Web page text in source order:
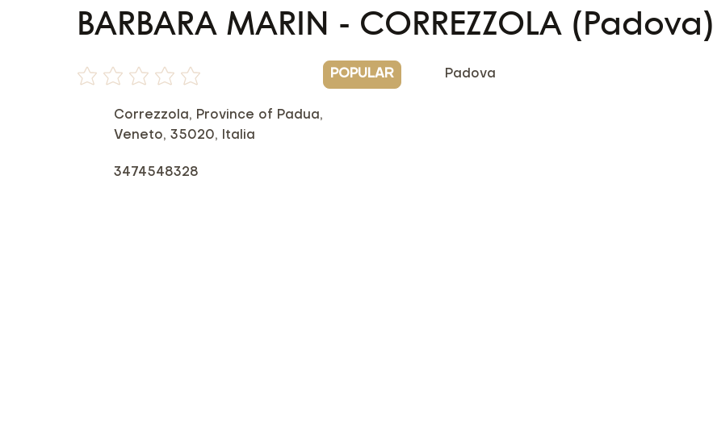
BARBARA MARIN - CORREZZOLA (Padova)
Non ci sono ancora valutazioni
POPULAR Padova
Correzzola, Province of Padua,
Veneto, 35020, Italia
3474548328